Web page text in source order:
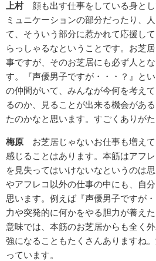
上村顔も出す仕事をしている身とし
ミュニケーションの部分だったり、
て、そういう部分に惹かれて応援し
らっしゃるなということです。お芝
事ですが、そのお芝居にも必ず人と
す。『声優男子ですが・・・？』と
の仲間がいて、みんなが今何を考え
るのか、見ることが出来る機会があ
たのかなと思います。すごくありがた
梅原 お芝居じゃないお仕事も増え
感じることはあります。本筋はアフ
を見失ってはいけないなというのは
やアフレコ以外の仕事の中にも、自
思います。例えば『声優男子ですが
力や突発的に何かをやる胆力が養え
意味では、本筋のお芝居からも全く
強になることもたくさんありますね
っています。